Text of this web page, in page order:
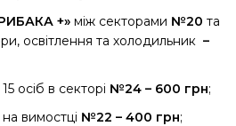
+» між секторами №20 та
освітлення та холодильник –
осіб в секторі №24 – 600 грн;
вимостці №22 – 400 грн;